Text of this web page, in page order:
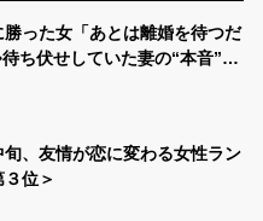
った女「あとは離婚を待つだ
ち伏せしていた妻の“本音”に
旬、友情が恋に変わる女性ラン
位＞